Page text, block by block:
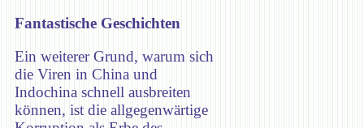
Fantastische Geschichten
Ein weiterer Grund, warum sich
die Viren in China und
Indochina schnell ausbreiten
können, ist die allgegenwärtige